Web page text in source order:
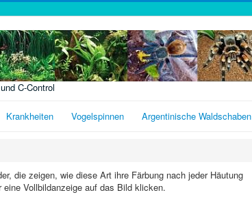
C-Control
Krankheiten Vogelspinnen Argentinische Waldschaben
die zeigen, wie diese Art ihre Färbung nach jeder Häutung
eine Vollbildanzeige auf das Bild klicken.